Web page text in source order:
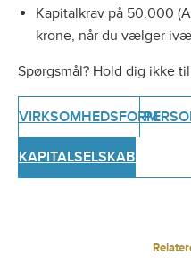
Kapitalkrav på 50.000
krone, når du vælger
Spørgsmål? Hold dig ikke
VIRKSOMHEDSFORM
KAPITALSELSKABER